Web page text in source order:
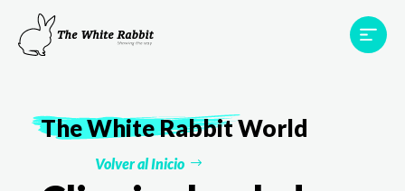
Proyectos
Testimonios
TWR World
The White RabbitWorld
Volver al Inicio